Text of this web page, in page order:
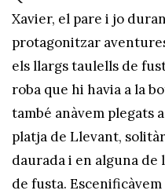
Xavier, el pare i jo
protagonitzar
els llargs taulells de
roba que hi havia a la
també anàvem plegats
platja de Llevant,
daurada i en alguna de
de fusta.